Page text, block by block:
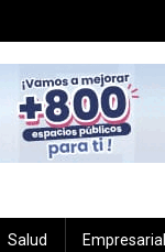
Salud Empresarial